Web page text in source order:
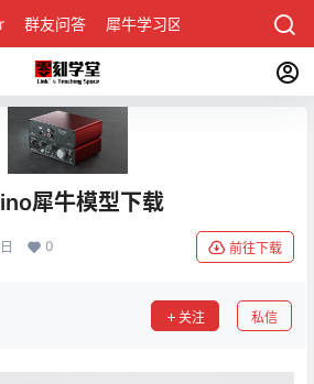
群友问答 犀牛学习区
犀牛模型下载
0 前往下载
关注 私信